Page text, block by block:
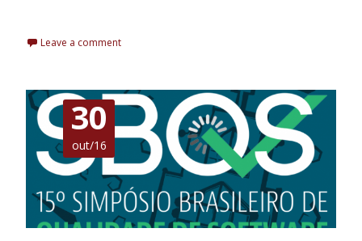
Leave a comment
30
out/16